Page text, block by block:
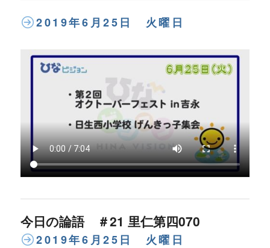
2019年6月25日 火曜日
今日の論語 ＃21 里仁第四070
2019年6月25日 火曜日